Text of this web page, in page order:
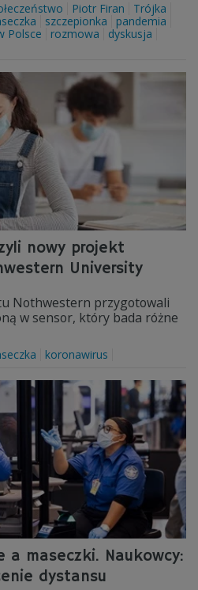
Piotr Firan
Trójka
szczepionka
pandemia
Polsce rozmowa
dyskusja
nowy projekt
University
Nothwestern przygotowali
w sensor, który bada różne
koronawirus
a maseczki. Naukowcy:
dystansu